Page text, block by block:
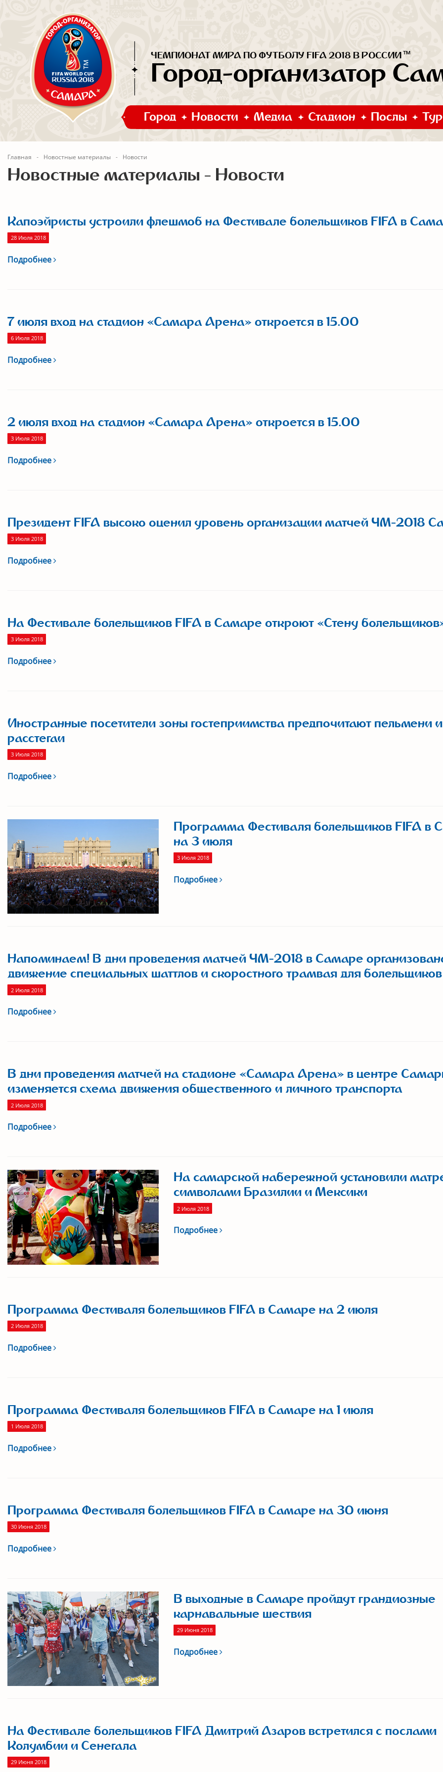
ЧЕМПИОНАТ МИРА ПО ФУТБОЛУ FIFA 2018 В РОССИИ™
Город-организатор
Город Новости Медиа Стадион Послы
Главная Новостные материалы Новости
Новостные материалы - Новости
Капоэйристы устроили флешмоб на Фестивале болельщиков FIFA в
28 Июля 2018
Подробнее
7 июля вход на стадион «Самара Арена» откроется в 15.00
6 Июля 2018
Подробнее
2 июля вход на стадион «Самара Арена» откроется в 15.00
3 Июля 2018
Подробнее
Президент FIFA высоко оценил уровень организации матчей ЧМ-2018
3 Июля 2018
Подробнее
На Фестивале болельщиков FIFA в Самаре откроют «Стену
3 Июля 2018
Подробнее
Иностранные посетители зоны гостеприимства предпочитают пельмени и
расстегаи
3 Июля 2018
Подробнее
Программа Фестиваля болельщиков FIFA в
на 3 июля
3 Июля 2018
Подробнее
Напоминаем! В дни проведения матчей ЧМ-2018 в Самаре
движение специальных шаттлов и скоростного трамвая для болельщиков
2 Июля 2018
Подробнее
В дни проведения матчей на стадионе «Самара Арена» в центре
изменяется схема движения общественного и личного транспорта
2 Июля 2018
Подробнее
На самарской набережной установили
символами Бразилии и Мексики
2 Июля 2018
Подробнее
Программа Фестиваля болельщиков FIFA в Самаре на 2 июля
2 Июля 2018
Подробнее
Программа Фестиваля болельщиков FIFA в Самаре на 1 июля
1 Июля 2018
Подробнее
Программа Фестиваля болельщиков FIFA в Самаре на 30 июня
30 Июня 2018
Подробнее
В выходные в Самаре пройдут грандиозные
карнавальные шествия
29 Июня 2018
Подробнее
На Фестивале болельщиков FIFA Дмитрий Азаров встретился с послами
Колумбии и Сенегала
29 Июня 2018